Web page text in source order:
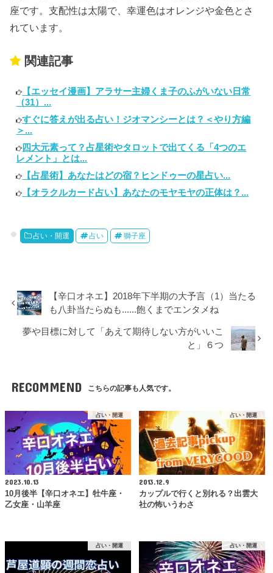
座です。支配性は太陽で、幸運色はオレンジや金色とさ
れています。
関連記事
【エッセイ漫画】アラサー主婦くま子のふがいない日常
（31）...
すぐに答えが出る占い！ジオマンシーとは？＜やり方編
＞...
四大元素って？占星術やタロットで出てくる「4つのエ
レメント」とは...
【占星術】あなたはどの宿？ヒンドゥーの星占い...
【オラクルカード占い】あなたのモヤモヤの正体は？...
占い・開運 占い 獅子座
【辛口オネエ】2018年下半期の大予言（1）当たる
も八卦当たらぬも......飽くまでエンタメね
夢や目標に対して「あえて期待しない方がいいこ
と」６つ
RECOMMEND こちらの記事も人気です。
占い・開運
2023.10.13
10月後半【辛口オネエ】牡牛座・
乙女座・山羊座
占い・開運
2013.12.9
カップルで行くと別れる？出雲大
社の怖いうわさ
占い・開運 占い・開運